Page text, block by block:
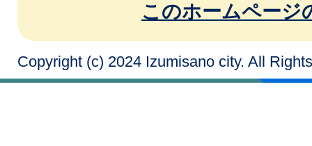
このホームページ
Copyright (c) 2024 Izumisano city. All